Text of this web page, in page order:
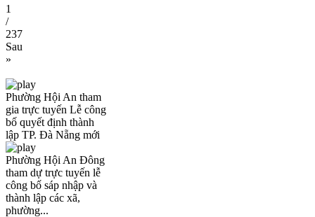
1
/
237
Sau
»
Phường Hội An tham
gia trực tuyến Lễ công
bố quyết định thành
lập TP. Đà Nẵng mới
Phường Hội An Đông
tham dự trực tuyến lễ
công bố sáp nhập và
thành lập các xã,
phường...